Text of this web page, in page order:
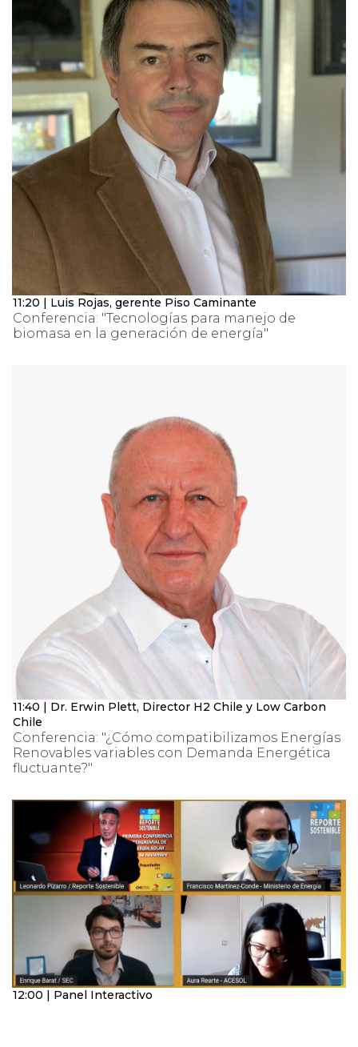
11:20 | Luis Rojas, gerente Piso Caminante
Conferencia: "Tecnologías para manejo de
biomasa en la generación de energía"
11:40 | Dr. Erwin Plett, Director H2 Chile y Low Carbon
Chile
Conferencia: "¿Cómo compatibilizamos Energías
Renovables variables con Demanda Energética
fluctuante?"
12:00 | Panel Interactivo